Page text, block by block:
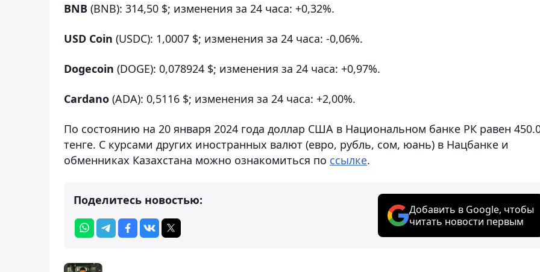
BNB (BNB): 314,50 $; изменения за 24 часа: +0,32%.
USD Coin (USDC): 1,0007 $; изменения за 24 часа: -0,06%.
Dogecoin (DOGE): 0,078924 $; изменения за 24 часа: +0,97%.
Cardano (ADA): 0,5116 $; изменения за 24 часа: +2,00%.
По состоянию на 20 января 2024 года доллар США в Национальном банке РК равен
тенге. С курсами других иностранных валют (евро, рубль, сом, юань) в Нацбанке и
обменниках Казахстана можно ознакомиться по ссылке.
Поделитесь новостью:
Добавить в Google, чтобы
читать новости первым